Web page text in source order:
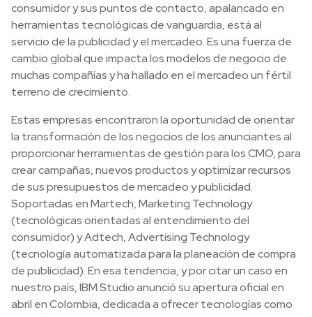
consumidor y sus puntos de contacto, apalancado en
herramientas tecnológicas de vanguardia, está al
servicio de la publicidad y el mercadeo. Es una fuerza de
cambio global que impacta los modelos de negocio de
muchas compañías y ha hallado en el mercadeo un fértil
terreno de crecimiento.
Estas empresas encontraron la oportunidad de orientar
la transformación de los negocios de los anunciantes al
proporcionar herramientas de gestión para los CMO, para
crear campañas, nuevos productos y optimizar recursos
de sus presupuestos de mercadeo y publicidad.
Soportadas en Martech, Marketing Technology
(tecnológicas orientadas al entendimiento del
consumidor) y Adtech, Advertising Technology
(tecnología automatizada para la planeación de compra
de publicidad). En esa tendencia, y por citar un caso en
nuestro país, IBM Studio anunció su apertura oficial en
abril en Colombia, dedicada a ofrecer tecnologías como